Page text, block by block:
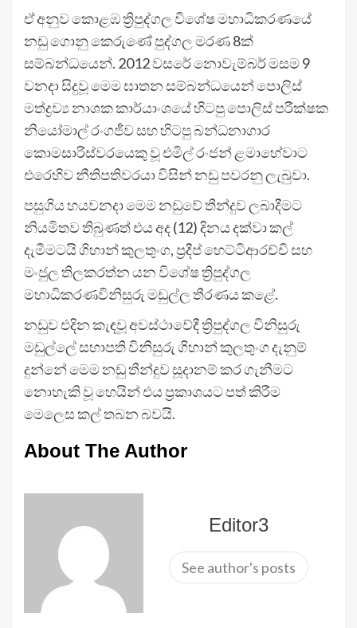
ඒ අනුව කොළඹ ත්‍රිපුද්ගල විශේෂ මහාධිකරණයේ
නඩු ගොනු කෙරුණේ පුද්ගල මරණ 8ක්
සම්බන්ධයෙන්. 2012 වසරේ නොවැම්බර් මසම 9
වනදා සිදුවූ මෙම ඝාතන සම්බන්ධයෙන් පොලිස්
මත්ද්‍රව්‍ය නාශක කාර්යාංශයේ හිටපු පොලිස් පරීක්ෂක
නියෝමාල් රංගජීව සහ හිටපු බන්ධනාගාර
කොමසාරිස්වරයෙකු වූ එමිල් රංජන් ළමාහේවාට
එරෙහිව නීතිපතිවරයා විසින් නඩු පවරනු ලැබුවා.
පසුගිය හයවනදා මෙම නඩුවේ තීන්දුව ලබාදීමට
නියමිතව තිබුණත් එය අද (12) දිනය දක්වා කල්
දැමීමටයි ගිහාන් කුලතුංග, ප්‍රදීප් හෙට්ටිආරච්චි සහ
මංජුල තිලකරත්න යන විශේෂ ත්‍රිපුද්ගල
මහාධිකරණවිනිසුරු මඩුල්ල තීරණය කළේ.
නඩුව එදින කැඳවූ අවස්ථාවේදී ත්‍රිපුද්ගල විනිසුරු
මඩුල්ලේ සභාපති විනිසුරු ගිහාන් කුලතුංග දැනුම්
දුන්නේ මෙම නඩු තීන්දුව සූදානම් කර ගැනීමට
නොහැකි වූ හෙයින් එය ප්‍රකාශයට පත් කිරීම
මෙලෙස කල් තබන බවයි.
About The Author
Editor3
See author's posts